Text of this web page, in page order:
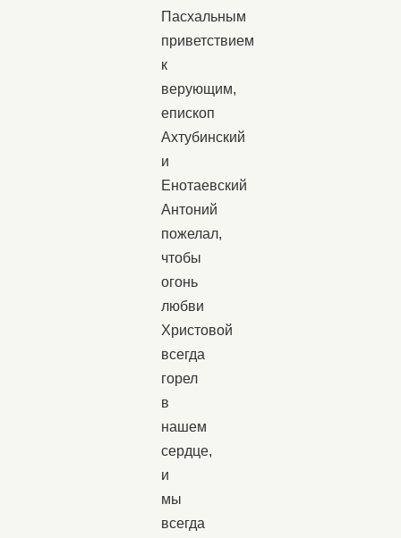
Пасхальным
приветствием
к
верующим,
епископ
Ахтубинский
и
Енотаевский
Антоний
пожелал,
чтобы
огонь
любви
Христовой
всегда
горел
в
нашем
сердце,
и
мы
всегда